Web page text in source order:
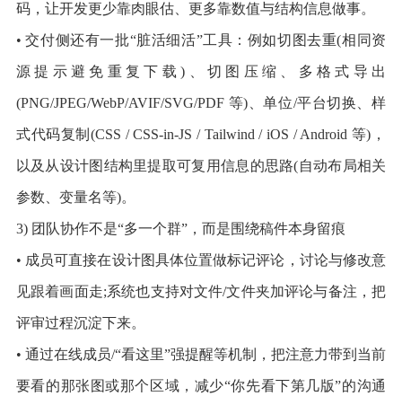
码，让开发更少靠肉眼估、更多靠数值与结构信息做事。
• 交付侧还有一批“脏活细活”工具：例如切图去重(相同资
源提示避免重复下载)、切图压缩、多格式导出
(PNG/JPEG/WebP/AVIF/SVG/PDF 等)、单位/平台切换、样
式代码复制(CSS / CSS-in-JS / Tailwind / iOS / Android 等)，
以及从设计图结构里提取可复用信息的思路(自动布局相关
参数、变量名等)。
3) 团队协作不是“多一个群”，而是围绕稿件本身留痕
• 成员可直接在设计图具体位置做标记评论，讨论与修改意
见跟着画面走;系统也支持对文件/文件夹加评论与备注，把
评审过程沉淀下来。
• 通过在线成员/“看这里”强提醒等机制，把注意力带到当前
要看的那张图或那个区域，减少“你先看下第几版”的沟通